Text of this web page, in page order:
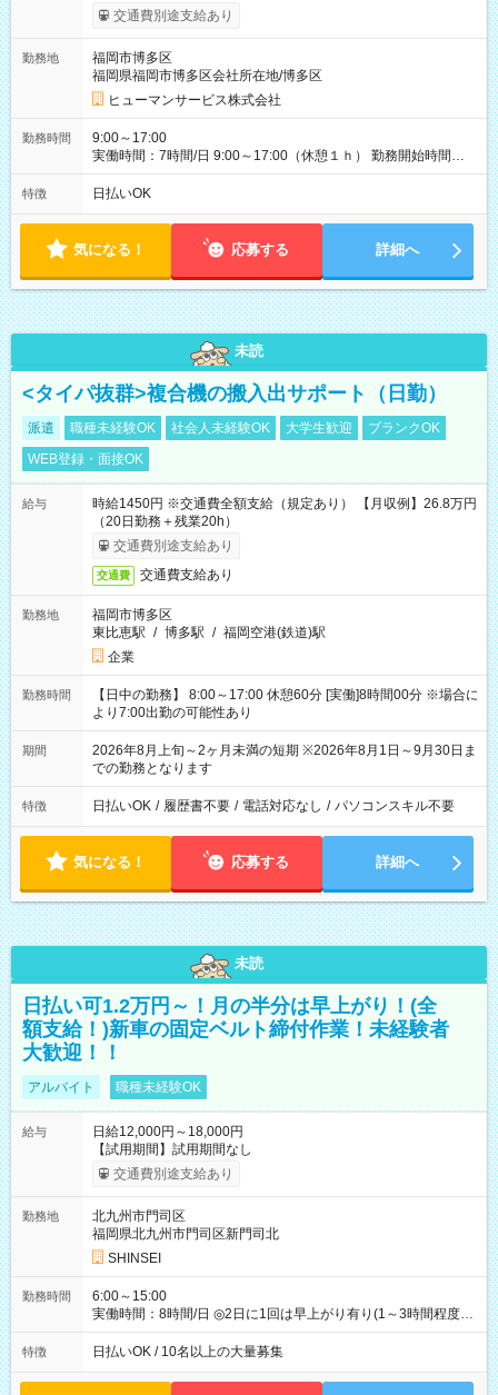
値）=183,750円 別途交通費支給（会社規定有）、残業/休日手当
支給、 フルタイムの募集になりますが、働く日数や時間につい
ど）は、ご希望状況をヒヤリングして調整できることがありま
す。応募時に、ご相談頂きます様お願いします。 ※公共交通機
関、駐車場あり。（粕屋郡） 【試用期間】試用期間なし
交通費別途支給あり
勤務地
福岡市博多区
福岡県福岡市博多区会社所在地/博多区
ヒューマンサービス株式会社
勤務時間
9:00～17:00
実働時間：7時間/日 9:00～17:00（休憩１ｈ） 勤務開始時間等
の調整も受けたまります。 （例：10時から17時 など） お気軽
にご相談・お問い合わせをメールで返信してください。
特徴 日払いOK
気になる！ 応募する 詳細へ
未読
<タイパ抜群>複合機の搬入出サポート（日勤）
派遣 職種未経験OK 社会人未経験OK 大学生歓迎
ブランクOK
WEB登録・面接OK
給与
時給1450円 ※交通費全額支給（規定あり） 【月収例】26.8万円
（20日勤務＋残業20h）
交通費別途支給あり
交通費 交通費支給あり
勤務地
福岡市博多区
東比恵駅 / 博多駅 / 福岡空港(鉄道)駅
企業
勤務時間
【日中の勤務】 8:00～17:00 休憩60分 [実働]8時間00分 ※場合に
より7:00出勤の可能性あり
期間
2026年8月上旬～2ヶ月未満の短期 ※2026年8月1日～9月30日ま
での勤務となります
特徴 日払いOK / 履歴書不要 / 電話対応なし / パソコンスキル不要
気になる！ 応募する 詳細へ
未読
日払い可1.2万円～！月の半分は早上がり！(全
額支給！)新車の固定ベルト締付作業！未経験者
大歓迎！！
アルバイト 職種未経験OK
給与
日給12,000円～18,000円
【試用期間】試用期間なし
交通費別途支給あり
勤務地
北九州市門司区
福岡県北九州市門司区新門司北
SHINSEI
勤務時間
6:00～15:00
実働時間：8時間/日 ◎2日に1回は早上がり有り(1～3時間程度)
◎月残業5～10時間程度
特徴 日払いOK / 10名以上の大量募集